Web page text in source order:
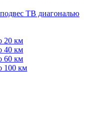
ТВ диагональю
20 км
40 км
60 км
100 км